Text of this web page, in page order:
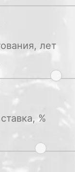
лет
%